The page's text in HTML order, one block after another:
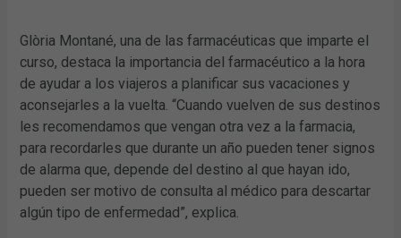
Glòria Montané, una de las farmacéuticas que imparte el
curso, destaca la importancia del farmacéutico a la hora
de ayudar a los viajeros a planificar sus vacaciones y
aconsejarles a la vuelta. “Cuando vuelven de sus destinos
les recomendamos que vengan otra vez a la farmacia,
para recordarles que durante un año pueden tener signos
de alarma que, depende del destino al que hayan ido,
pueden ser motivo de consulta al médico para descartar
algún tipo de enfermedad”, explica.